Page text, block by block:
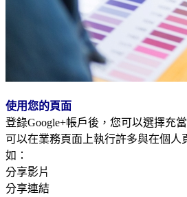
使用您的頁面
登錄Google+帳戶後，您可以選擇充
可以在業務頁面上執行許多與在個人
如：
分享影片
分享連結